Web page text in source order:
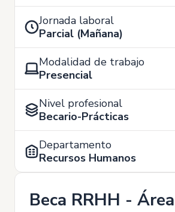
Jornada laboral
Parcial (Mañana)
Modalidad de trabajo
Presencial
Nivel profesional
Becario-Prácticas
Departamento
Recursos Humanos
Beca RRHH -